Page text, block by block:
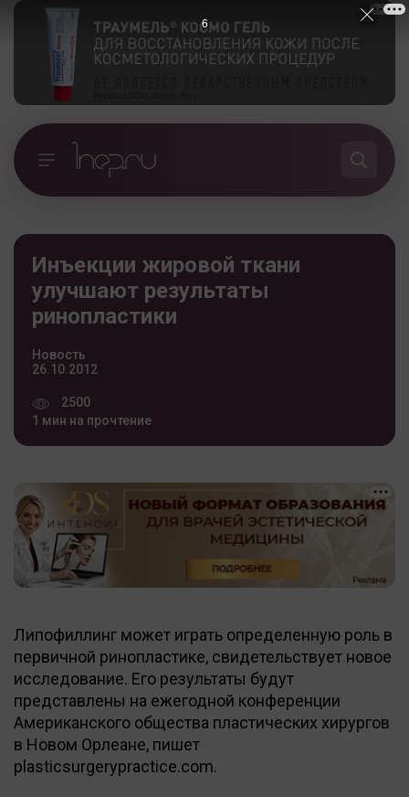
Инъекции жировой ткани
улучшают результаты
ринопластики
Новость
26.10.2012
2500
1 мин на прочтение
Липофиллинг может играть определенную роль в
первичной ринопластике, свидетельствует новое
исследование. Его результаты будут
представлены на ежегодной конференции
Американского общества пластических хирургов
в Новом Орлеане, пишет
plasticsurgerypractice.com.
5